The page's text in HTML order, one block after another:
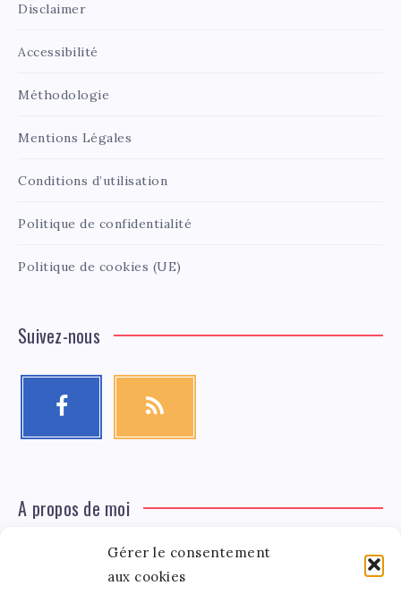
Gérer le consentement
aux cookies
Disclaimer
Accessibilité
Méthodologie
Mentions Légales
Conditions d’utilisation
Politique de confidentialité
Politique de cookies (UE)
Suivez-nous
A propos de moi
Léa Tinger
Fondatrice